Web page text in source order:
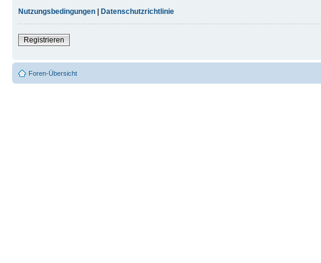
Nutzungsbedingungen
Datenschutzrichtlinie
Registrieren
Foren-Übersicht